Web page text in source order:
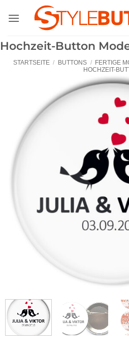
Inhalt
Hochzeit-Button
STARTSEITE / BUTTONS / FERTIGE
HOCHZEIT-